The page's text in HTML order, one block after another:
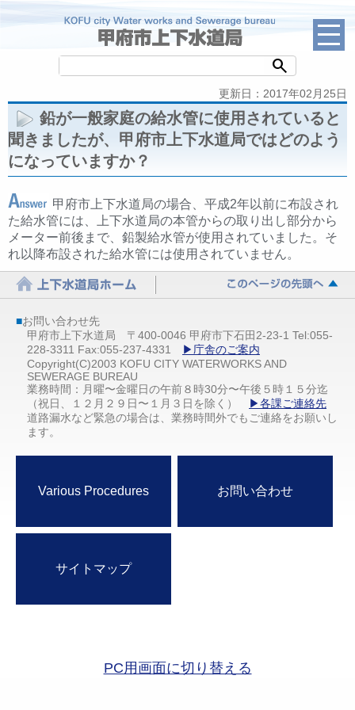
search
更新日：2017年02月25日
鉛が一般家庭の給水管に使用されていると
聞きましたが、甲府市上下水道局ではどのよう
になっていますか？
甲府市上下水道局の場合、平成2年以前に布設され
た給水管には、上下水道局の本管からの取り出し部分から
メーター前後まで、鉛製給水管が使用されていました。そ
れ以降布設された給水管には使用されていません。
■お問い合わせ先
甲府市上下水道局 〒400-0046 甲府市下石田2-23-1 Tel:055-
228-3311 Fax:055-237-4331
▶庁舎のご案内
Copyright(C)2003 KOFU CITY WATERWORKS AND
SEWERAGE BUREAU
業務時間：月曜〜金曜日の午前８時30分〜午後５時１５分迄
（祝日、１２月２９日〜１月３日を除く）
▶各課ご連絡先
道路漏水など緊急の場合は、業務時間外でもご連絡をお願いし
ます。
Various Procedures お問い合わせ
サイトマップ
PC用画面に切り替える